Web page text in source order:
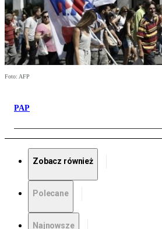
Foto: AFP
PAP
Zobacz również
Polecane
Najnowsze